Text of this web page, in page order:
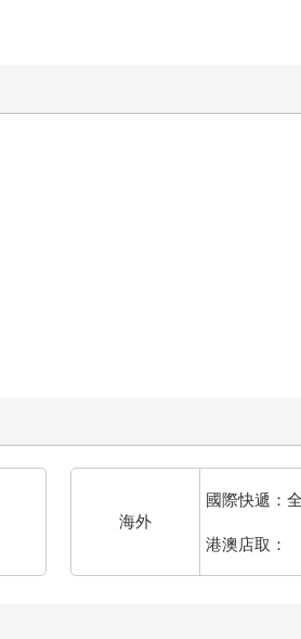
海外
國際快遞：
港澳店取：